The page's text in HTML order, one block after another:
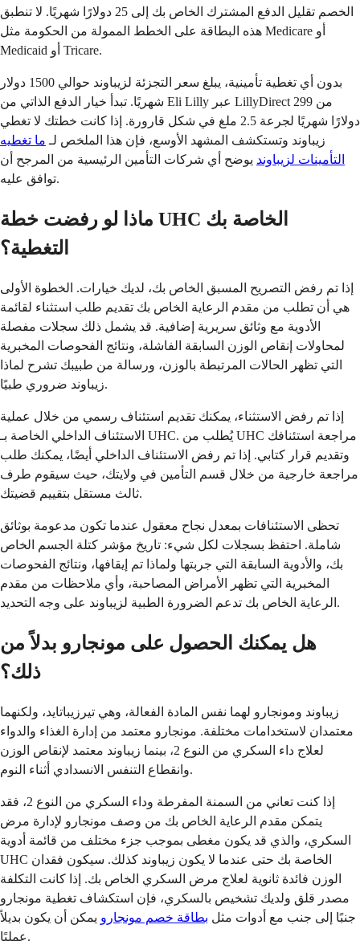
الخصم تقليل الدفع المشترك الخاص بك إلى 25 دولارًا شهريًا. لا تنطبق
هذه البطاقة على الخطط الممولة من الحكومة مثل Medicare أو
Medicaid أو Tricare.
بدون أي تغطية تأمينية، يبلغ سعر التجزئة لزيباوند حوالي 1500 دولار
شهريًا. تبدأ خيار الدفع الذاتي من Eli Lilly عبر LillyDirect من 299
دولارًا شهريًا لجرعة 2.5 ملغ في شكل قارورة. إذا كانت خطتك لا تغطي
زيباوند وتستكشف المشهد الأوسع، فإن هذا الملخص لـ ما تغطيه
التأمينات لزيباوند يوضح أي شركات التأمين الرئيسية من المرجح أن
توافق عليه.
ماذا لو رفضت خطة UHC الخاصة بك
التغطية؟
إذا تم رفض التصريح المسبق الخاص بك، لديك خيارات. الخطوة الأولى
هي أن تطلب من مقدم الرعاية الخاص بك تقديم طلب استثناء لقائمة
الأدوية مع وثائق سريرية إضافية. قد يشمل ذلك سجلات مفصلة
لمحاولات إنقاص الوزن السابقة الفاشلة، ونتائج الفحوصات المخبرية
التي تظهر الحالات المرتبطة بالوزن، ورسالة من طبيبك تشرح لماذا
زيباوند ضروري طبيًا.
إذا تم رفض الاستثناء، يمكنك تقديم استئناف رسمي من خلال عملية
الاستئناف الداخلي الخاصة بـ UHC. يُطلب من UHC مراجعة استئنافك
وتقديم قرار كتابي. إذا تم رفض الاستئناف الداخلي أيضًا، يمكنك طلب
مراجعة خارجية من خلال قسم التأمين في ولايتك، حيث سيقوم طرف
ثالث مستقل بتقييم قضيتك.
تحظى الاستئنافات بمعدل نجاح معقول عندما تكون مدعومة بوثائق
شاملة. احتفظ بسجلات لكل شيء: تاريخ مؤشر كتلة الجسم الخاص
بك، والأدوية السابقة التي جربتها ولماذا تم إيقافها، ونتائج الفحوصات
المخبرية التي تظهر الأمراض المصاحبة، وأي ملاحظات من مقدم
الرعاية الخاص بك تدعم الضرورة الطبية لزيباوند على وجه التحديد.
هل يمكنك الحصول على مونجارو بدلاً من
ذلك؟
زيباوند ومونجارو لهما نفس المادة الفعالة، وهي تيرزيباتايد، ولكنهما
معتمدان لاستخدامات مختلفة. مونجارو معتمد من إدارة الغذاء والدواء
لعلاج داء السكري من النوع 2، بينما زيباوند معتمد لإنقاص الوزن
وانقطاع التنفس الانسدادي أثناء النوم.
إذا كنت تعاني من السمنة المفرطة وداء السكري من النوع 2، فقد
يتمكن مقدم الرعاية الخاص بك من وصف مونجارو لإدارة مرض
السكري، والذي قد يكون مغطى بموجب جزء مختلف من قائمة أدوية
UHC الخاصة بك حتى عندما لا يكون زيباوند كذلك. سيكون فقدان
الوزن فائدة ثانوية لعلاج مرض السكري الخاص بك. إذا كانت التكلفة
مصدر قلق ولديك تشخيص بالسكري، فإن استكشاف تغطية مونجارو
جنبًا إلى جنب مع أدوات مثل بطاقة خصم مونجارو يمكن أن يكون بديلاً
عمليًا.